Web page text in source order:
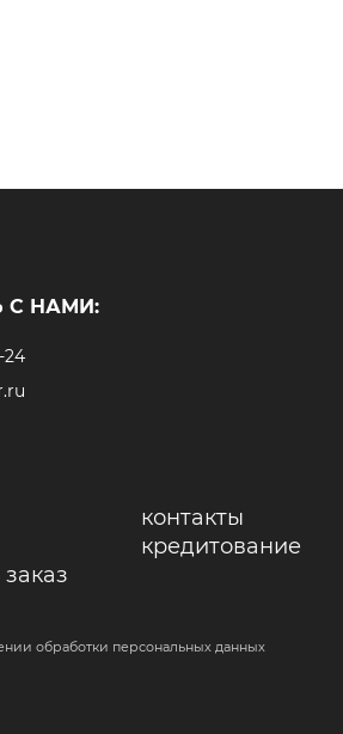
С НАМИ:
24
контакты
кредитование
обработки персональных данных